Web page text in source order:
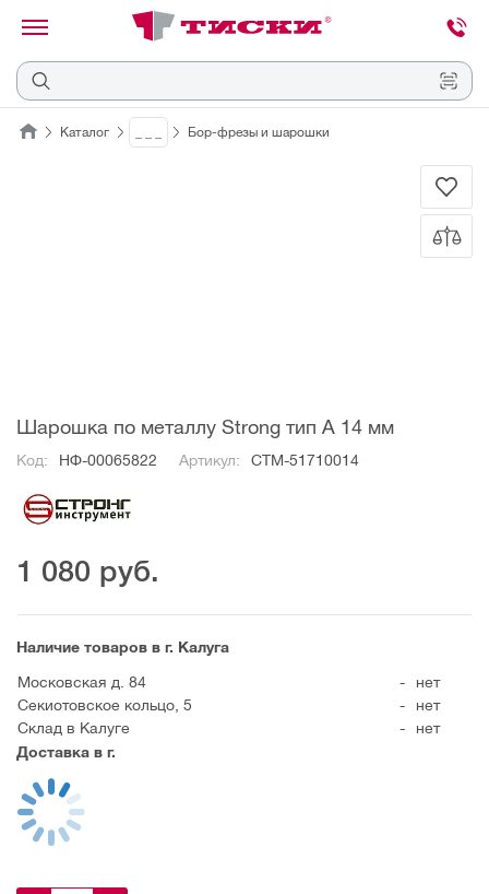
Отмена
Каталог Бор-фрезы и шарошки
Шарошка по металлу Strong тип A 14 мм
Код: НФ-00065822 Артикул: СТМ-51710014
1 080 руб.
Наличие товаров в г. Калуга
Московская д. 84
-
нет
Секиотовское кольцо, 5
-
нет
Склад в Калуге
-
нет
Доставка в г.